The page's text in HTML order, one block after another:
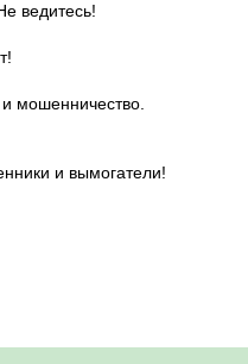
ведитесь!
мошенничество.
и вымогатели!